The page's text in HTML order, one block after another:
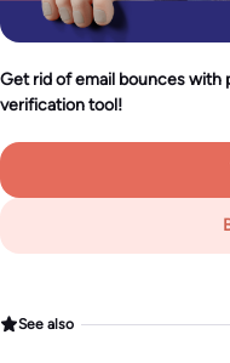
Get rid of email bounces with
verification tool!
See also